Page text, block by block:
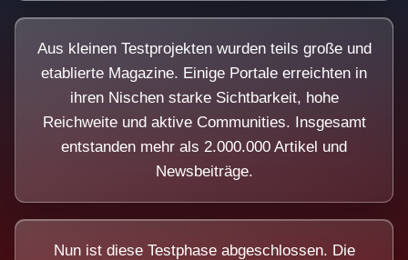
Aus kleinen Testprojekten wurden teils große und
etablierte Magazine. Einige Portale erreichten in
ihren Nischen starke Sichtbarkeit, hohe
Reichweite und aktive Communities. Insgesamt
entstanden mehr als 2.000.000 Artikel und
Newsbeiträge.
Nun ist diese Testphase abgeschlossen. Die